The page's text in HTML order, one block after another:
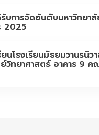
บการจัดอันดับมหาวิทยา
2025
นโรงเรียนมัธยมวานรนิ
ทยาศาสตร์ อาคาร 9 คณ